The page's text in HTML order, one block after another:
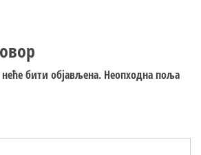
бити објављена. Неопходна поља